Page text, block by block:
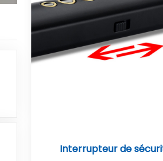
Interrupteur de